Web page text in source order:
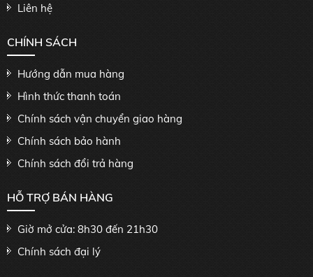
Liên hệ
CHÍNH SÁCH
Hướng dẫn mua hàng
Hình thức thanh toán
Chính sách vận chuyển giao hàng
Chính sách bảo hành
Chính sách đổi trả hàng
HỖ TRỢ BÁN HÀNG
Giờ mở cửa: 8h30 đến 21h30
Chính sách đại lý